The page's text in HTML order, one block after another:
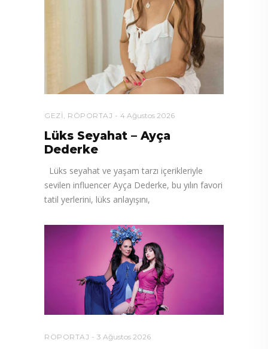
GEZI , RÖPORTAJ 4 Ağustos 2026
Lüks Seyahat – Ayça
Dederke
Lüks seyahat ve yaşam tarzı içerikleriyle
sevilen influencer Ayça Dederke, bu yılın favori
tatil yerlerini, lüks anlayışını,
RÖPORTAJ 3 Ağustos 2026